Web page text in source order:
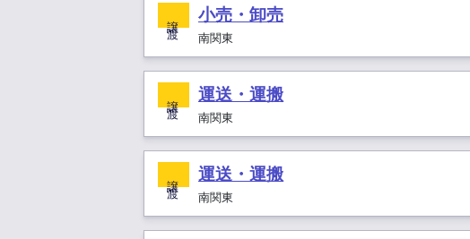
小売・卸売
南関東
運送・運搬
南関東
運送・運搬
南関東